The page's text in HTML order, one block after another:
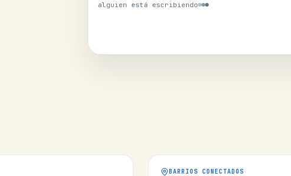
alguien está escribiendo
BARRIOS CONECTADOS